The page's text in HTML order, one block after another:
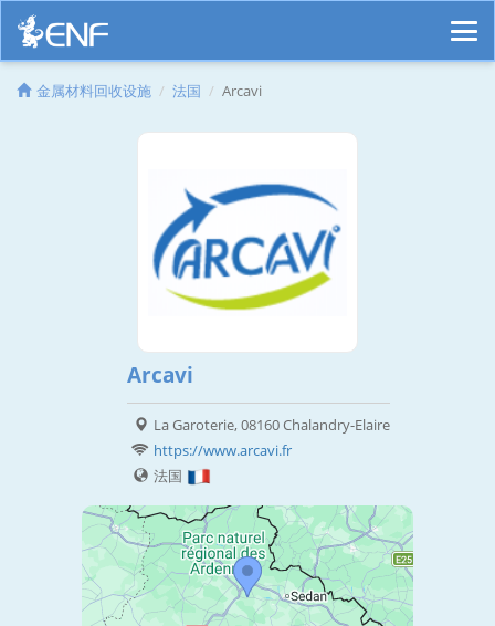
金属材料回收设施 法国 Arcavi
Arcavi
La Garoterie, 08160 Chalandry-Elaire
https://www.arcavi.fr
法国